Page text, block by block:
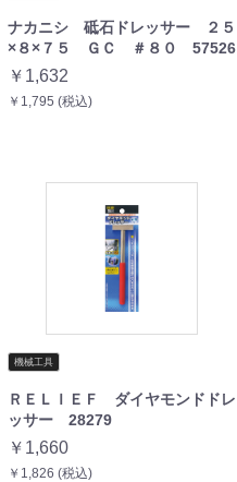
ナカニシ 砥石ドレッサー ２５
×８×７５ ＧＣ ＃８０ 57526
￥1,632
￥1,795 (税込)
機械工具
ＲＥＬＩＥＦ ダイヤモンドドレ
ッサー 28279
￥1,660
￥1,826 (税込)